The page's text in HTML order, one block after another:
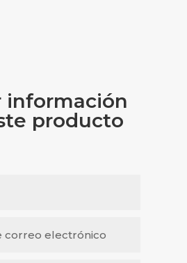
información
producto